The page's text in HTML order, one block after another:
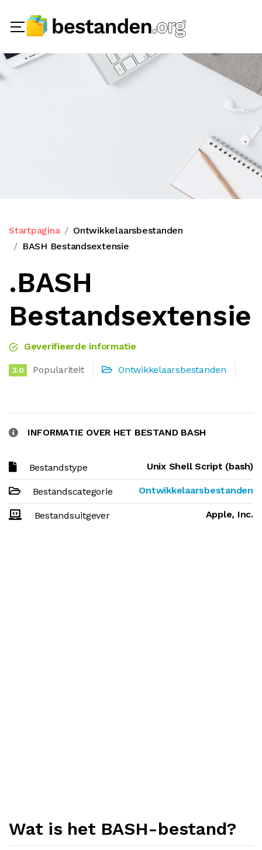
Startpagina
Ontwikkelaarsbestanden
BASH Bestandsextensie
.BASH
Bestandsextensie
Geverifieerde informatie
3.0 Populariteit Ontwikkelaarsbestanden
INFORMATIE OVER HET BESTAND BASH
Bestandstype Unix Shell Script (bash)
Bestandscategorie Ontwikkelaarsbestanden
Bestandsuitgever Apple, Inc.
Wat is het BASH-bestand?